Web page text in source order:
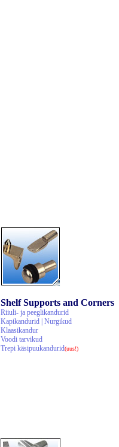
Shelf Supports and Corners
Riiuli- ja peeglikandurid
Kapikandurid | Nurgikud
Klaasikandur
Voodi tarvikud
Trepi käsipuukandurid(uus!)